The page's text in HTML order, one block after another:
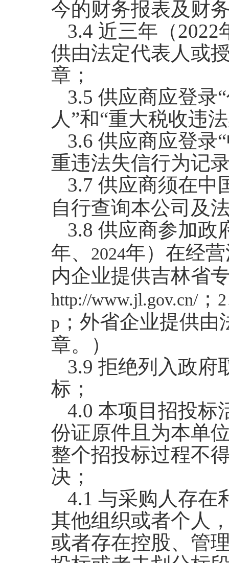
今的财务报表及财
3.4 近三年（2022
供由法定代表人或
章；
3.5 供应商应登录
人”和“重大税收违
3.6 供应商应登录
重违法失信行为记
3.7 供应商须在中
自行查询本公司及
3.8 供应商参加政
年、
2024年）在经
内企业提供吉林省
http://www.jl.gov.cn/； 2
p ；外省企业提供
章。）
3.9 拒绝列入政府
标；
4.0 本项目招投标
份证原件且为本单
整个招投标过程不
决；
4.1 与采购人存在
其他组织或者个人
或者存在控股、管